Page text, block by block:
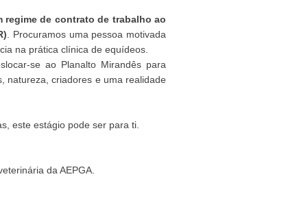
regime de contrato de trabalho ao
. Procuramos uma pessoa motivada
na prática clínica de equídeos.
se ao Planalto Mirandês para
natureza, criadores e uma realidade
este estágio pode ser para ti.
da AEPGA.